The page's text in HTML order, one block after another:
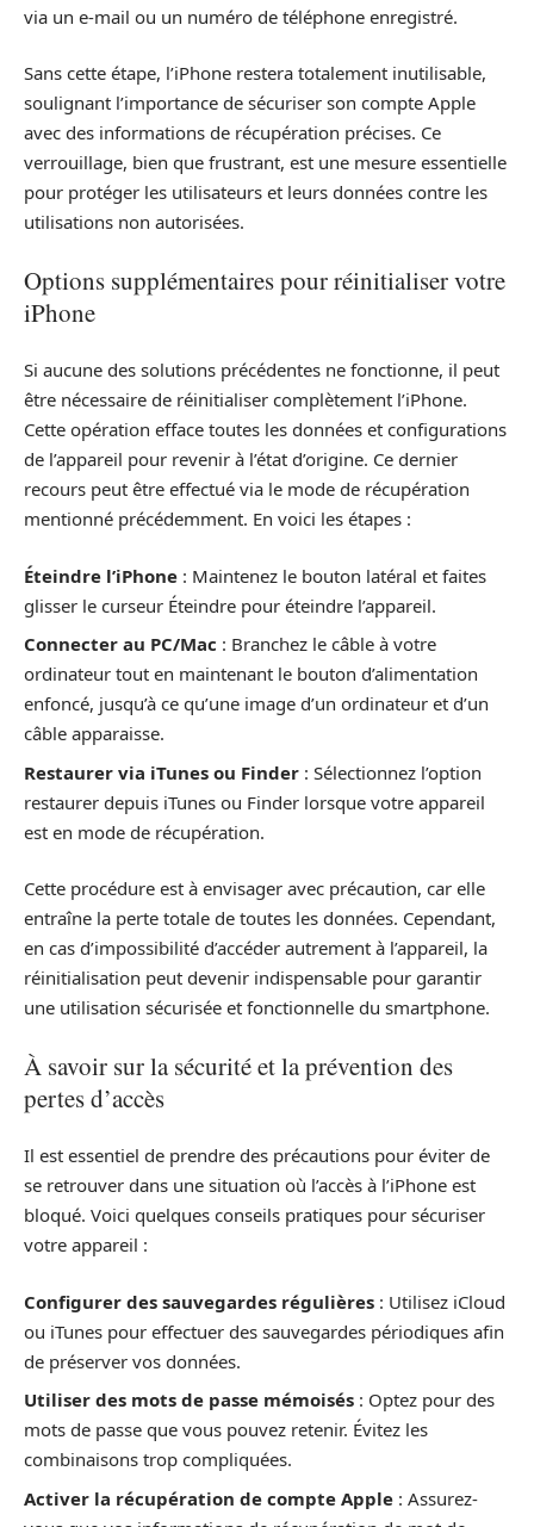
via un e-mail ou un numéro de téléphone enregistré.
Sans cette étape, l’iPhone restera totalement inutilisable,
soulignant l’importance de sécuriser son compte Apple
avec des informations de récupération précises. Ce
verrouillage, bien que frustrant, est une mesure essentielle
pour protéger les utilisateurs et leurs données contre les
utilisations non autorisées.
Options supplémentaires pour réinitialiser votre
iPhone
Si aucune des solutions précédentes ne fonctionne, il peut
être nécessaire de réinitialiser complètement l’iPhone.
Cette opération efface toutes les données et configurations
de l’appareil pour revenir à l’état d’origine. Ce dernier
recours peut être effectué via le mode de récupération
mentionné précédemment. En voici les étapes :
Éteindre l’iPhone : Maintenez le bouton latéral et faites
glisser le curseur Éteindre pour éteindre l’appareil.
Connecter au PC/Mac : Branchez le câble à votre
ordinateur tout en maintenant le bouton d’alimentation
enfoncé, jusqu’à ce qu’une image d’un ordinateur et d’un
câble apparaisse.
Restaurer via iTunes ou Finder : Sélectionnez l’option
restaurer depuis iTunes ou Finder lorsque votre appareil
est en mode de récupération.
Cette procédure est à envisager avec précaution, car elle
entraîne la perte totale de toutes les données. Cependant,
en cas d’impossibilité d’accéder autrement à l’appareil, la
réinitialisation peut devenir indispensable pour garantir
une utilisation sécurisée et fonctionnelle du smartphone.
À savoir sur la sécurité et la prévention des
pertes d’accès
Il est essentiel de prendre des précautions pour éviter de
se retrouver dans une situation où l’accès à l’iPhone est
bloqué. Voici quelques conseils pratiques pour sécuriser
votre appareil :
Configurer des sauvegardes régulières : Utilisez iCloud
ou iTunes pour effectuer des sauvegardes périodiques afin
de préserver vos données.
Utiliser des mots de passe mémoisés : Optez pour des
mots de passe que vous pouvez retenir. Évitez les
combinaisons trop compliquées.
Activer la récupération de compte Apple : Assurez-